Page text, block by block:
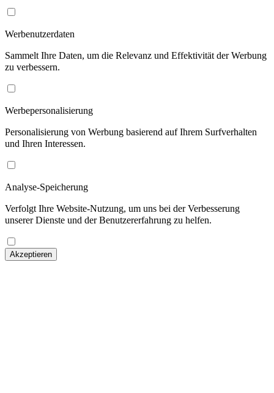
Werbenutzerdaten
Sammelt Ihre Daten, um die Relevanz und Effektivität der Werbung
zu verbessern.
Werbepersonalisierung
Personalisierung von Werbung basierend auf Ihrem Surfverhalten
und Ihren Interessen.
Analyse-Speicherung
Verfolgt Ihre Website-Nutzung, um uns bei der Verbesserung
unserer Dienste und der Benutzererfahrung zu helfen.
Akzeptieren